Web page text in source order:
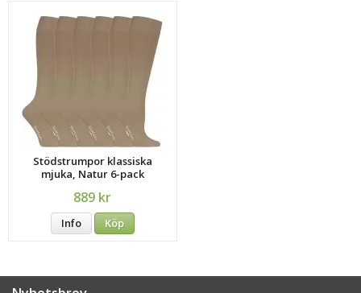
Stödstrumpor klassiska
mjuka, Natur 6-pack
889 kr
Info Köp